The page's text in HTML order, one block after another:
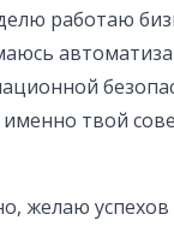
работаю
твой
желаю успехов